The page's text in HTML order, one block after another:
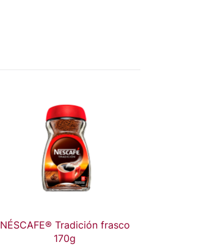
NÉSCAFE® Tradición frasco
170g